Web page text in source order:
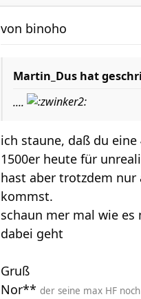
von binoho
Martin_Dus hat
....
ich staune, daß du eine
1500er heute für
hast aber trotzdem nur
kommst.
schaun mer mal wie es
dabei geht
Gruß
Nor** der seine max HF